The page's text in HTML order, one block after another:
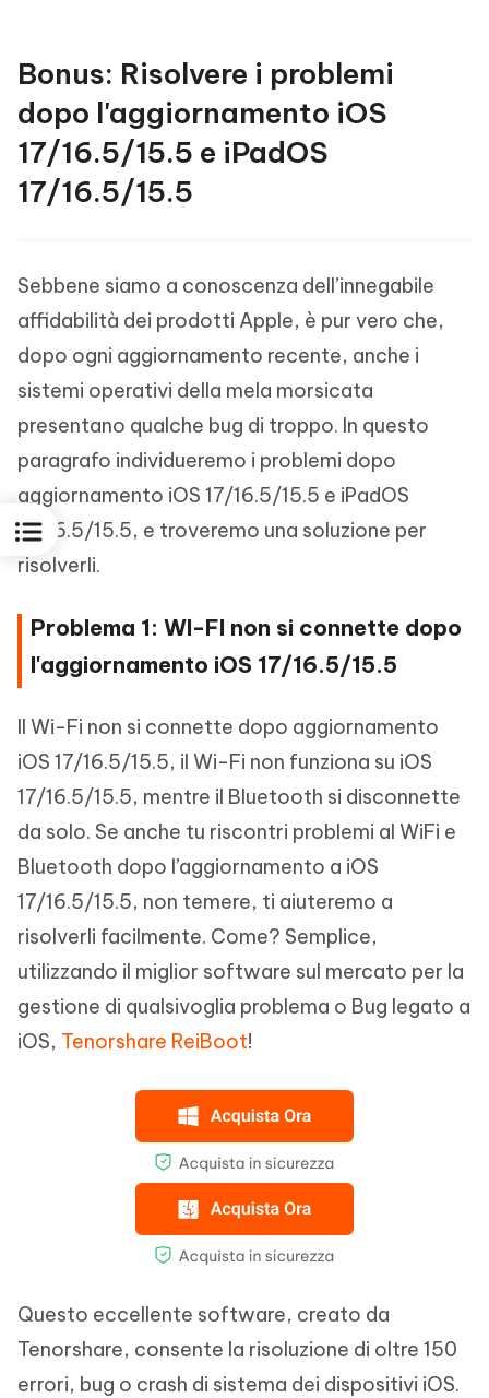
Bonus: Risolvere i problemi
dopo l'aggiornamento iOS
17/16.5/15.5 e iPadOS
17/16.5/15.5
Sebbene siamo a conoscenza dell’innegabile
affidabilità dei prodotti Apple, è pur vero che,
dopo ogni aggiornamento recente, anche i
sistemi operativi della mela morsicata
presentano qualche bug di troppo. In questo
paragrafo individueremo i problemi dopo
aggiornamento iOS 17/16.5/15.5 e iPadOS
17/16.5/15.5, e troveremo una soluzione per
risolverli.
Problema 1: WI-FI non si connette dopo
l'aggiornamento iOS 17/16.5/15.5
Il Wi-Fi non si connette dopo aggiornamento
iOS 17/16.5/15.5, il Wi-Fi non funziona su iOS
17/16.5/15.5, mentre il Bluetooth si disconnette
da solo. Se anche tu riscontri problemi al WiFi e
Bluetooth dopo l’aggiornamento a iOS
17/16.5/15.5, non temere, ti aiuteremo a
risolverli facilmente. Come? Semplice,
utilizzando il miglior software sul mercato per la
gestione di qualsivoglia problema o Bug legato a
iOS, Tenorshare ReiBoot!
Questo eccellente software, creato da
Tenorshare, consente la risoluzione di oltre 150
errori, bug o crash di sistema dei dispositivi iOS.